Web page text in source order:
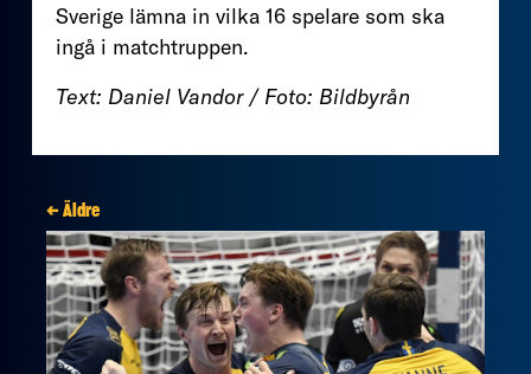
Sverige lämna in vilka 16 spelare som ska
ingå i matchtruppen.
Text: Daniel Vandor / Foto: Bildbyrån
← Äldre